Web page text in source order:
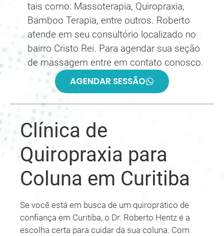
tais como: Massoterapia, Quiropraxia,
Bamboo Terapia, entre outros. Roberto
atende em seu consultório localizado no
bairro Cristo Rei. Para agendar sua seção
de massagem entre em contato conosco.
AGENDAR SESSÃO
Clínica de
Quiropraxia para
Coluna em Curitiba
Se você está em busca de um quiroprático de
confiança em Curitiba, o Dr. Roberto Hentz é a
escolha certa para cuidar da sua coluna. Com